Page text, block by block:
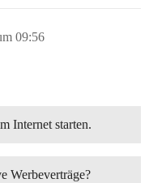
09:56
Internet starten.
Werbeverträge?